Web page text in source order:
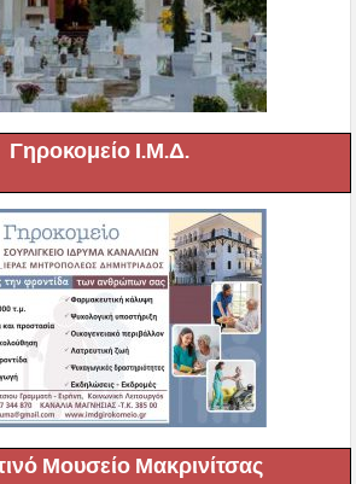
Γηροκομείο Ι.Μ.Δ.
Μουσείο Μακρινίτσας